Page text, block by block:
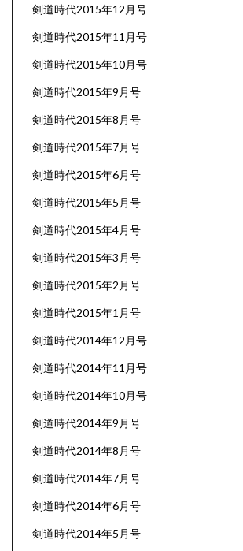
剣道時代2015年12月号
剣道時代2015年11月号
剣道時代2015年10月号
剣道時代2015年9月号
剣道時代2015年8月号
剣道時代2015年7月号
剣道時代2015年6月号
剣道時代2015年5月号
剣道時代2015年4月号
剣道時代2015年3月号
剣道時代2015年2月号
剣道時代2015年1月号
剣道時代2014年12月号
剣道時代2014年11月号
剣道時代2014年10月号
剣道時代2014年9月号
剣道時代2014年8月号
剣道時代2014年7月号
剣道時代2014年6月号
剣道時代2014年5月号